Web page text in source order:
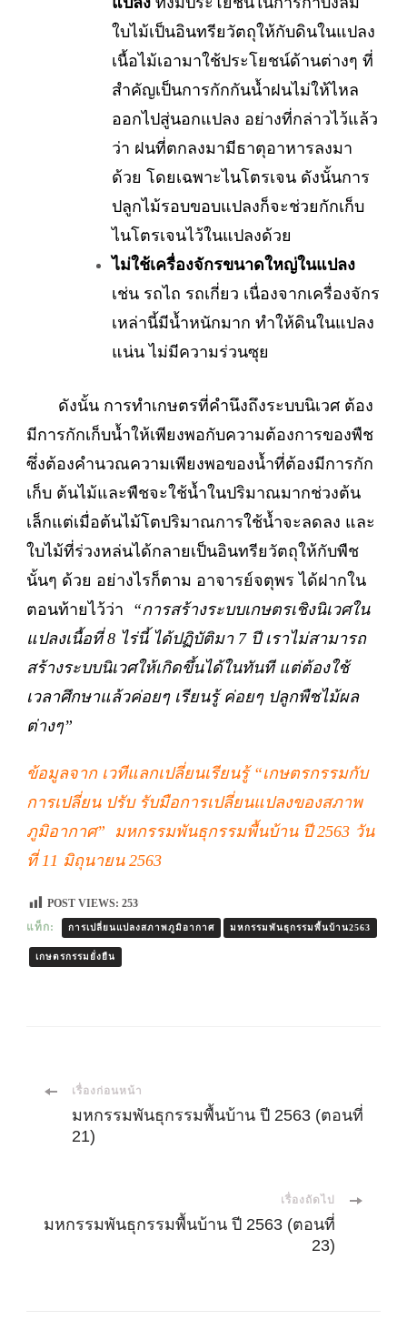
ใบไม้เป็นอินทรียวัตถุให้กับดินในแปลง
เนื้อไม้เอามาใช้ประโยชน์ด้านต่างๆ ที่
สำคัญเป็นการกักกันน้ำฝนไม่ให้ไหล
ออกไปสู่นอกแปลง อย่างที่กล่าวไว้แล้ว
ว่า ฝนที่ตกลงมามีธาตุอาหารลงมา
ด้วย โดยเฉพาะไนโตรเจน ดังนั้นการ
ปลูกไม้รอบขอบแปลงก็จะช่วยกักเก็บ
ไนโตรเจนไว้ในแปลงด้วย
ไม่ใช้เครื่องจักรขนาดใหญ่ในแปลง
เช่น รถไถ รถเกี่ยว เนื่องจากเครื่องจักร
เหล่านี้มีน้ำหนักมาก ทำให้ดินในแปลง
แน่น ไม่มีความร่วนซุย
ดังนั้น การทำเกษตรที่คำนึงถึงระบบนิเวศ ต้อง
มีการกักเก็บน้ำให้เพียงพอกับความต้องการของพืช
ซึ่งต้องคำนวณความเพียงพอของน้ำที่ต้องมีการกัก
เก็บ ต้นไม้และพืชจะใช้น้ำในปริมาณมากช่วงต้น
เล็กแต่เมื่อต้นไม้โตปริมาณการใช้น้ำจะลดลง และ
ใบไม้ที่ร่วงหล่นได้กลายเป็นอินทรียวัตถุให้กับพืช
นั้นๆ ด้วย อย่างไรก็ตาม อาจารย์จตุพร ได้ฝากใน
ตอนท้ายไว้ว่า “การสร้างระบบเกษตรเชิงนิเวศใน
แปลงเนื้อที่8 ไร่นี้ ได้ปฏิบัติมา 7 ปี เราไม่สามารถ
สร้างระบบนิเวศให้เกิดขึ้นได้ในทันที แต่ต้องใช้
เวลาศึกษาแล้วค่อยๆ เรียนรู้ ค่อยๆ ปลูกพืชไม้ผล
ต่างๆ”
ข้อมูลจาก เวทีแลกเปลี่ยนเรียนรู้ “เกษตรกรรมกับ
การเปลี่ยน ปรับ รับมือการเปลี่ยนแปลงของสภาพ
ภูมิอากาศ” มหกรรมพันธุกรรมพื้นบ้าน ปี 2563 วัน
ที่ 11 มิถุนายน 2563
POST VIEWS: 253
แท็ก:
การเปลี่ยนแปลงสภาพภูมิอากาศ มหกรรมพันธุกรรมพื้นบ้าน2563
เกษตรกรรมยั่งยืน
เมนู
โพส
เรื่องก่อนหน้า
มหกรรมพันธุกรรมพื้นบ้าน ปี 2563 (ตอนที่
21)
เรื่องถัดไป
มหกรรมพันธุกรรมพื้นบ้าน ปี 2563 (ตอนที่
23)